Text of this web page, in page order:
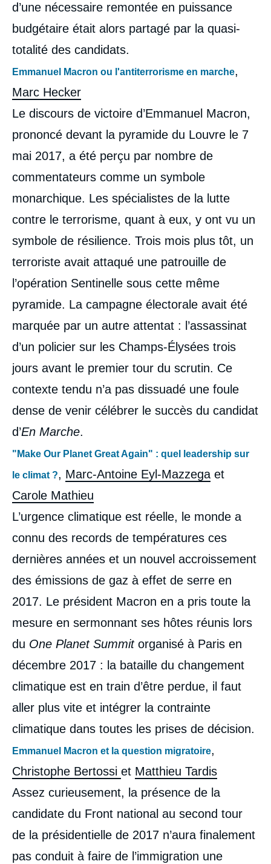
d’une nécessaire remontée en puissance
budgétaire était alors partagé par la quasi-
totalité des candidats.
Emmanuel Macron ou l'antiterrorisme en marche,
Marc Hecker
Le discours de victoire d’Emmanuel Macron,
prononcé devant la pyramide du Louvre le 7
mai 2017, a été perçu par nombre de
commentateurs comme un symbole
monarchique. Les spécialistes de la lutte
contre le terrorisme, quant à eux, y ont vu un
symbole de résilience. Trois mois plus tôt, un
terroriste avait attaqué une patrouille de
l’opération Sentinelle sous cette même
pyramide. La campagne électorale avait été
marquée par un autre attentat : l’assassinat
d’un policier sur les Champs-Élysées trois
jours avant le premier tour du scrutin. Ce
contexte tendu n’a pas dissuadé une foule
dense de venir célébrer le succès du candidat
d’En Marche.
"Make Our Planet Great Again" : quel leadership sur
le climat ?, Marc-Antoine Eyl-Mazzega et
Carole Mathieu
L’urgence climatique est réelle, le monde a
connu des records de températures ces
dernières années et un nouvel accroissement
des émissions de gaz à effet de serre en
2017. Le président Macron en a pris toute la
mesure en sermonnant ses hôtes réunis lors
du One Planet Summitorganisé à Paris en
décembre 2017 : la bataille du changement
climatique est en train d’être perdue, il faut
aller plus vite et intégrer la contrainte
climatique dans toutes les prises de décision.
Emmanuel Macron et la question migratoire,
Christophe Bertossi et Matthieu Tardis
Assez curieusement, la présence de la
candidate du Front national au second tour
de la présidentielle de 2017 n’aura finalement
pas conduit à faire de l’immigration une